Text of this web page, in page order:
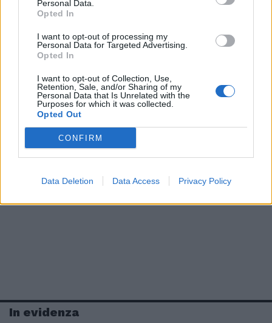
Personal Data.
Opted In
I want to opt-out of processing my
Personal Data for Targeted Advertising.
Opted In
I want to opt-out of Collection, Use,
Retention, Sale, and/or Sharing of my
Personal Data that Is Unrelated with the
Purposes for which it was collected.
Opted Out
CONFIRM
Data Deletion Data Access Privacy Policy
In evidenza